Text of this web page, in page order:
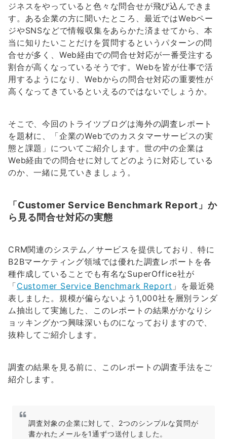
ジネスをやっていると色々な問合せが飛び込んできま
す。ある企業の方に聞いたところ、最近ではWebペー
ジやSNSなどで情報収集をあらかた済ませてから、本
当に知りたいことだけを質問するというパターンの問
合せが多く、Web経由での問合せ対応が一番受注する
割合が高くなっているそうです。Webを皆が仕事で活
用するようになり、Webからの問合せ対応の重要性が
高くなってきているといえるのではないでしょうか。
そこで、今回のトライツブログは海外の調査レポート
を題材に、「企業のWebでのカスタマーサービスの実
態と課題」についてご紹介します。世の中の企業は
Web経由での問合せに対してどのように対応している
のか、一緒に見ていきましょう。
「Customer Service Benchmark Report」か
ら見る問合せ対応の実態
CRM関連のシステム／サービスを提供しており、特に
B2Bマーケティング領域では優れた調査レポートを各
種作成していることでも有名なSuperOffice社が
「Customer Service Benchmark Report 」を最近発
表しました。規模が偏らないよう1,000社を層別ランダ
ム抽出して実施した、このレポートの結果がかなりシ
ョッキングかつ興味深いものになっておりますので、
抜粋してご紹介します。
調査の結果を見る前に、このレポートの調査手法をご
紹介します。
調査対象の企業に対して、2つのシンプルな質問が
書かれたメールを1通ずつ送付しました。